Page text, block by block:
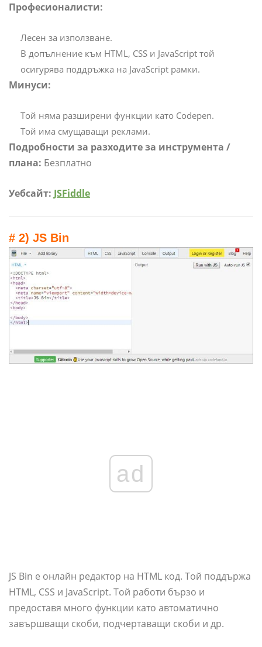
Професионалисти:
Лесен за използване.
В допълнение към HTML, CSS и JavaScript той
осигурява поддръжка на JavaScript рамки.
Минуси:
Той няма разширени функции като Codepen.
Той има смущаващи реклами.
Подробности за разходите за инструмента /
плана: Безплатно
Уебсайт: JSFiddle
# 2) JS Bin
ad
JS Bin е онлайн редактор на HTML код. Той поддържа
HTML, CSS и JavaScript. Той работи бързо и
предоставя много функции като автоматично
завършващи скоби, подчертаващи скоби и др.